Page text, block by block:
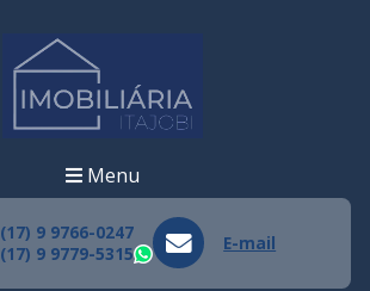
Menu
(17) 9 9766-0247
(17) 9 9779-5315
WhatsApp
E-mail